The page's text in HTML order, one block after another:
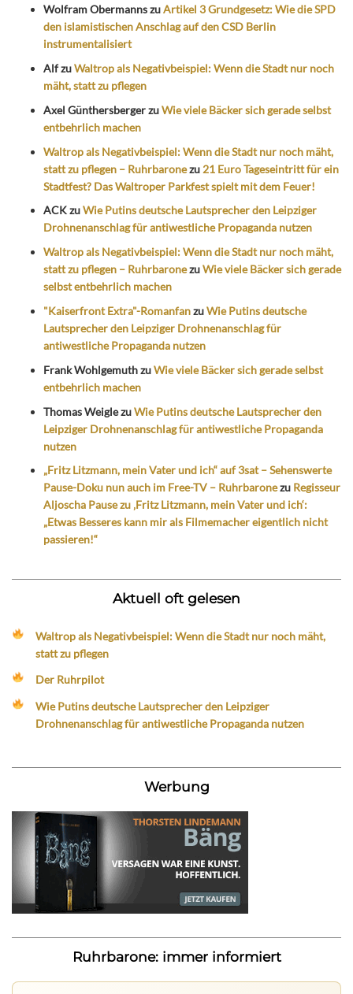
Wolfram ObermannszuArtikel 3 Grundgesetz: Wie die SPD
den islamistischen Anschlag auf den CSD Berlin
instrumentalisiert
AlfzuWaltrop als Negativbeispiel: Wenn die Stadt nur noch
mäht, statt zu pflegen
Axel GünthersbergerzuWie viele Bäcker sich gerade selbst
entbehrlich machen
Waltrop als Negativbeispiel: Wenn die Stadt nur noch mäht,
statt zu pflegen – Ruhrbaronezu 21 Euro Tageseintritt für ein
Stadtfest? Das Waltroper Parkfest spielt mit dem Feuer!
ACKzuWie Putins deutsche Lautsprecher den Leipziger
Drohnenanschlag für antiwestliche Propaganda nutzen
Waltrop als Negativbeispiel: Wenn die Stadt nur noch mäht,
statt zu pflegen – RuhrbaronezuWie viele Bäcker sich gerade
selbst entbehrlich machen
"Kaiserfront Extra"-RomanfanzuWie Putins deutsche
Lautsprecher den Leipziger Drohnenanschlag für
antiwestliche Propaganda nutzen
Frank WohlgemuthzuWie viele Bäcker sich gerade selbst
entbehrlich machen
Thomas WeiglezuWie Putins deutsche Lautsprecher den
Leipziger Drohnenanschlag für antiwestliche Propaganda
nutzen
„Fritz Litzmann, mein Vater und ich“ auf 3sat – Sehenswerte
Pause-Doku nun auch im Free-TV – Ruhrbaronezu Regisseur
Aljoscha Pause zu ‚Fritz Litzmann, mein Vater und ich‘:
„Etwas Besseres kann mir als Filmemacher eigentlich nicht
passieren!“
Aktuell oft gelesen
Waltrop als Negativbeispiel: Wenn die Stadt nur noch mäht,
statt zu pflegen
Der Ruhrpilot
Wie Putins deutsche Lautsprecher den Leipziger
Drohnenanschlag für antiwestliche Propaganda nutzen
Werbung
Ruhrbarone: immer informiert